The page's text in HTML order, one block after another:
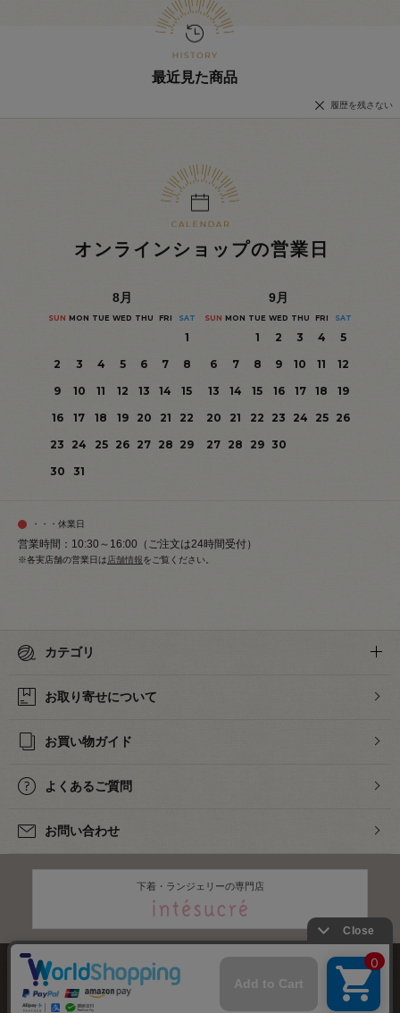
最近見た商品
履歴を残さない
オンラインショップの営業日
8月
SUN MON TUE WED THU FRI SAT
1
2
3 4 5 6 7
8
9
10 11 12 13 14
15
16
17 18 19 20 21
22
23
24 25 26 27 28 29
30
31
9月
SUN MON TUE WED THU FRI SAT
1 2 3 4
5
6
7 8 9 10 11
12
13
14 15 16 17 18
19
20
21 22 23 24 25
26
27 28 29 30
・・・休業日
営業時間：10:30～16:00（ご注文は24時間受付）
※各実店舗の営業日は 店舗情報をご覧ください。
カテゴリ
お取り寄せについて
お買い物ガイド
よくあるご質問
お問い合わせ
下着・ランジェリーの専門店
株式会社オカダヤ
特定商取引法に基づく表記 プライバシーポリシー サイトマップ